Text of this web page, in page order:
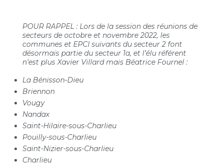
POUR RAPPEL : Lors de la session des réunions de
secteurs de octobre et novembre 2022, les
communes et EPCI suivants du secteur 2 font
désormais partie du secteur 1a, et l’élu référent
n’est plus Xavier Villard mais Béatrice Fournel :
La Bénisson-Dieu
Briennon
Vougy
Nandax
Saint-Hilaire-sous-Charlieu
Pouilly-sous-Charlieu
Saint-Nizier-sous-Charlieu
Charlieu